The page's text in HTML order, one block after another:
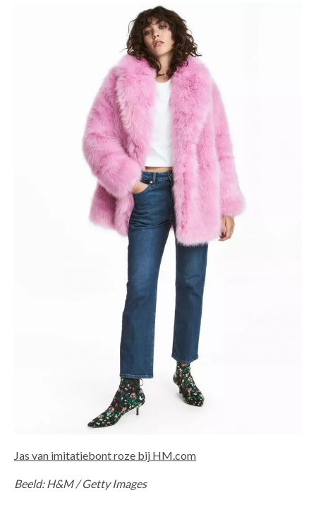
Jas van imitatiebont roze bij HM.com
Beeld: H&M / Getty Images